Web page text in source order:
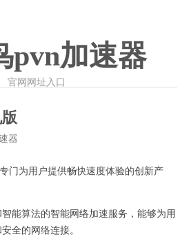
pvn加速器
官网网址入口
器
为用户提供畅快速度体验的创新产
算法的智能网络加速服务，能够为用
全的网络连接。